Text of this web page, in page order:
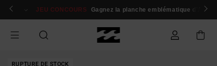
Passer
Se connecter / s'inscrire
JEU CONCOURS Gagnez la planche emblématique d'Andy
RUPTURE DE STOCK